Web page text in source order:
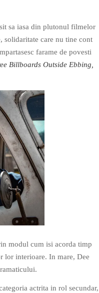
sa iasa din plutonul filmelor
solidaritate care nu tine cont
farame de povesti
Billboards Outside Ebbing,
modul cum isi acorda timp
lor interioare. In mare, Dee
actrita in rol secundar,